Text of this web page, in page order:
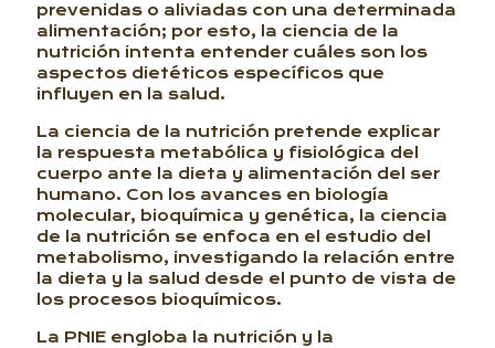
prevenidas o aliviadas con una determinada
alimentación; por esto, la ciencia de la
nutrición intenta entender cuáles son los
aspectos dietéticos específicos que
influyen en la salud.
La ciencia de la nutrición pretende explicar
la respuesta metabólica y fisiológica del
cuerpo ante la dieta y alimentación del ser
humano. Con los avances en biología
molecular, bioquímica y genética, la ciencia
de la nutrición se enfoca en el estudio del
metabolismo, investigando la relación entre
la dieta y la salud desde el punto de vista de
los procesos bioquímicos.
La PNIE engloba la nutrición y la